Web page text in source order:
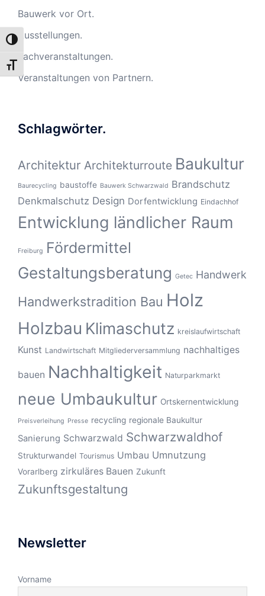
UMSCHALTEN AUF HOHE KONTRASTE
SCHRIFT VERGRÖSSERN
Bauwerk vor Ort.
Ausstellungen.
Fachveranstaltungen.
Veranstaltungen von Partnern.
Schlagwörter.
Architektur Architekturroute Baukultur
Baurecycling baustoffe Bauwerk Schwarzwald Brandschutz
Denkmalschutz Design Dorfentwicklung Eindachhof
Entwicklung ländlicher Raum
Freiburg Fördermittel
Gestaltungsberatung Getec Handwerk
Handwerkstradition Bau Holz
Holzbau Klimaschutz kreislaufwirtschaft
Kunst Landwirtschaft Mitgliederversammlung nachhaltiges
bauen Nachhaltigkeit Naturparkmarkt
neue Umbaukultur Ortskernentwicklung
Preisverleihung Presse recycling regionale Baukultur
Sanierung Schwarzwald Schwarzwaldhof
Strukturwandel Tourismus Umbau Umnutzung
Vorarlberg zirkuläres Bauen Zukunft
Zukunftsgestaltung
Newsletter
Vorname